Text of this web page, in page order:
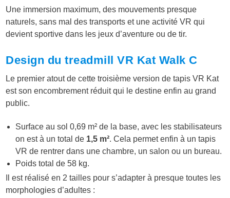
Une immersion maximum, des mouvements presque
naturels, sans mal des transports et une activité VR qui
devient sportive dans les jeux d’aventure ou de tir.
Design du treadmill VR Kat Walk C
Le premier atout de cette troisième version de tapis VR Kat
est son encombrement réduit qui le destine enfin au grand
public.
Surface au sol 0,69 m² de la base, avec les stabilisateurs
on est à un total de 1,5 m². Cela permet enfin à un tapis
VR de rentrer dans une chambre, un salon ou un bureau.
Poids total de 58 kg.
Il est réalisé en 2 tailles pour s’adapter à presque toutes les
morphologies d’adultes :